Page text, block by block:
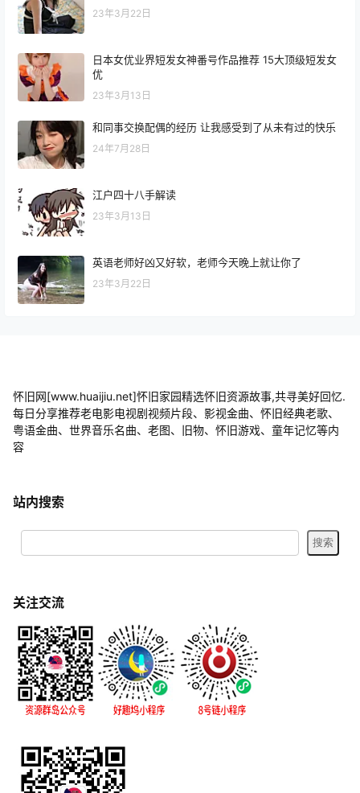
23年3月22日
日本女优业界短发女神番号作品推荐 15大顶级短发女
优
23年3月13日
和同事交换配偶的经历 让我感受到了从未有过的快乐
24年7月28日
江户四十八手解读
23年3月13日
英语老师好凶又好软，老师今天晚上就让你了
23年3月22日
怀旧网[www.huaijiu.net]怀旧家园精选怀旧资源故事,共寻美好回忆.
每日分享推荐老电影电视剧视频片段、影视金曲、怀旧经典老歌、
粤语金曲、世界音乐名曲、老图、旧物、怀旧游戏、童年记忆等内
容
站内搜索
关注交流